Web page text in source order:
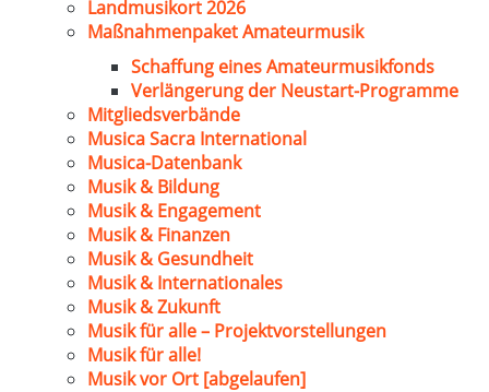
Landmusikort 2026
Maßnahmenpaket Amateurmusik
Schaffung eines Amateurmusikfonds
Verlängerung der Neustart-Programme
Mitgliedsverbände
Musica Sacra International
Musica-Datenbank
Musik & Bildung
Musik & Engagement
Musik & Finanzen
Musik & Gesundheit
Musik & Internationales
Musik & Zukunft
Musik für alle – Projektvorstellungen
Musik für alle!
Musik vor Ort [abgelaufen]